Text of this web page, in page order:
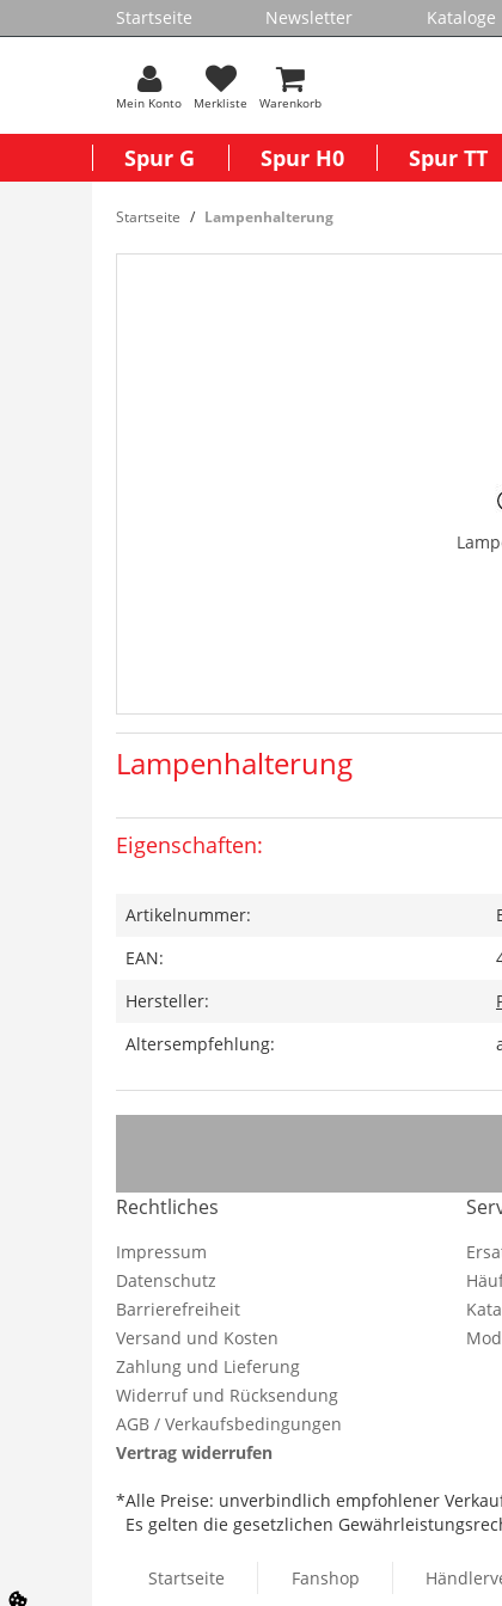
Startseite Newsletter Kataloge
Mein Konto Merkliste Warenkorb
Spur G Spur H0 Spur TT
Startseite Lampenhalterung
Lampenhalterung
Eigenschaften:
Artikelnummer:
EAN:
Hersteller:
Altersempfehlung:
Rechtliches
Impressum
Datenschutz
Barrierefreiheit
Versand und Kosten
Zahlung und Lieferung
Widerruf und Rücksendung
AGB / Verkaufsbedingungen
Vertrag widerrufen
*Alle Preise: unverbindlich empfohlener
Es gelten die gesetzlichen
Startseite Fanshop